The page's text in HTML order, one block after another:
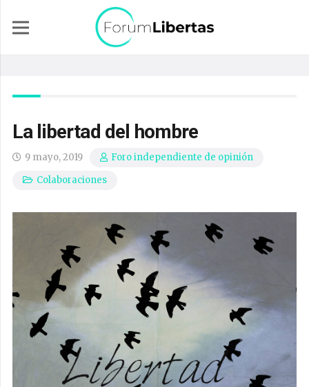
La libertad del hombre
9 mayo, 2019
Foro independiente de opinión
Colaboraciones